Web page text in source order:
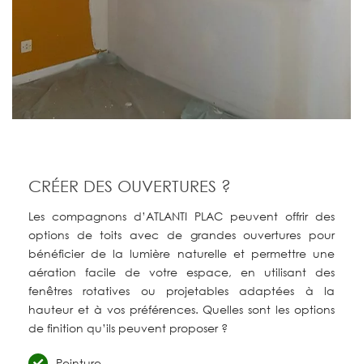
CRÉER DES OUVERTURES ?
Les compagnons d’ATLANTI PLAC peuvent offrir des
options de toits avec de grandes ouvertures pour
bénéficier de la lumière naturelle et permettre une
aération facile de votre espace, en utilisant des
fenêtres rotatives ou projetables adaptées à la
hauteur et à vos préférences. Quelles sont les options
de finition qu’ils peuvent proposer ?